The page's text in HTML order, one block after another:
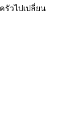
รัวไปเปลี่ยน